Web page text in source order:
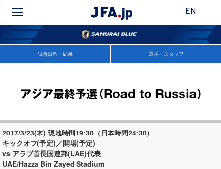
EN
試合日程・結果 選手・スタッフ
2017/3/23(木) 現地時間19:30（日本時間24:30）
キックオフ(予定)／開場(予定)
vs アラブ首長国連邦(UAE)代表
UAE/Hazza Bin Zayed Stadium